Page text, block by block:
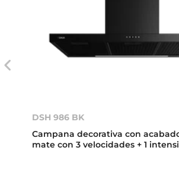
DSH 986 BK
Campana decorativa con
mate con 3 velocidades + 1